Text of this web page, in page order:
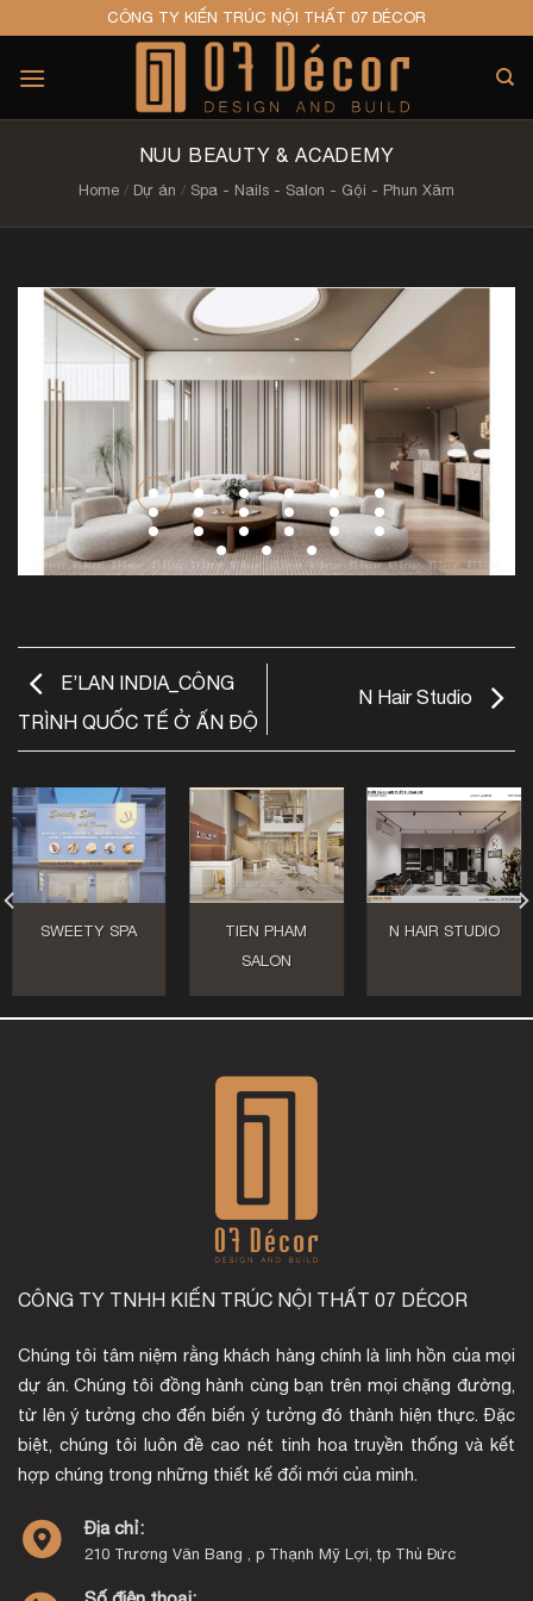
to
content
CÔNG TY KIẾN TRÚC NỘI THẤT 07 DÉCOR
NUU BEAUTY & ACADEMY
Home / Dự án / Spa - Nails - Salon - Gội - Phun Xăm
E’LAN INDIA_CÔNG
TRÌNH QUỐC TẾ Ở ẤN ĐỘ
N Hair Studio
SWEETY SPA
TIEN PHAM
SALON
N HAIR STUDIO
CÔNG TY TNHH KIẾN TRÚC NỘI THẤT 07 DÉCOR
Chúng tôi tâm niệm rằng khách hàng chính là linh hồn của mọi
dự án. Chúng tôi đồng hành cùng bạn trên mọi chặng đường,
từ lên ý tưởng cho đến biến ý tưởng đó thành hiện thực. Đặc
biệt, chúng tôi luôn đề cao nét tinh hoa truyền thống và kết
hợp chúng trong những thiết kế đổi mới của mình.
Địa chỉ:
210 Trương Văn Bang , p Thạnh Mỹ Lợi, tp Thủ Đức